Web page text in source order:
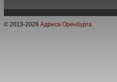
© 2013-2026 Адреса Оренбурга